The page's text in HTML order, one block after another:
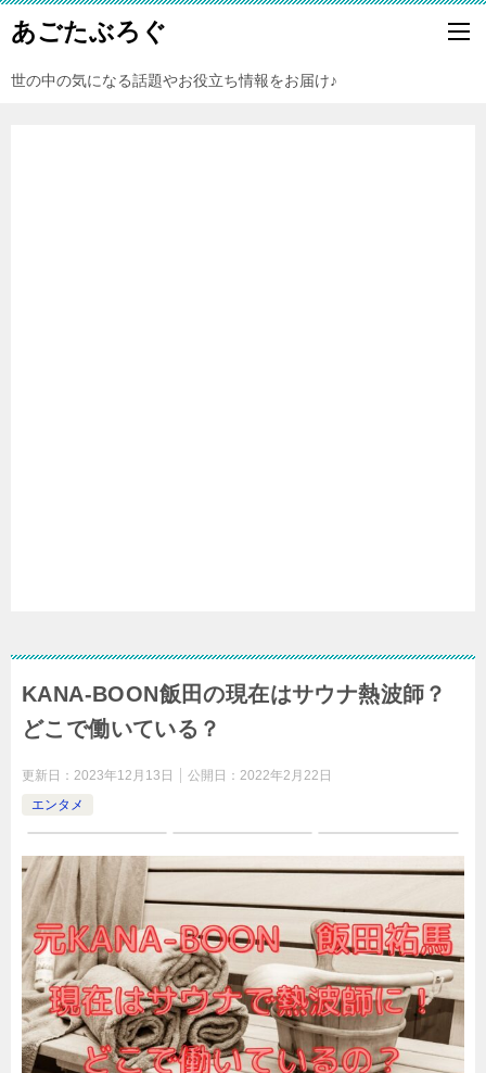
あごたぶろぐ
世の中の気になる話題やお役立ち情報をお届け♪
KANA-BOON飯田の現在はサウナ熱波師？
どこで働いている？
更新日： 2023年12月13日 公開日： 2022年2月22日
エンタメ